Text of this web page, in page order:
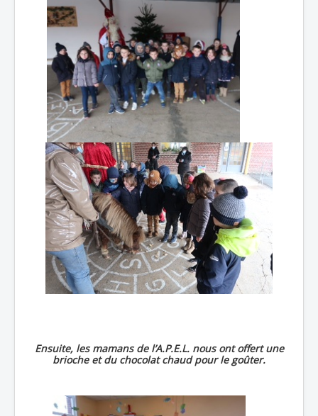
L'Ecole
La vie dans les classes
Infos pratiques
Les associations
Ensuite, les mamans de l’A.P.E.L. nous ont offert une
brioche et du chocolat chaud pour le goûter.